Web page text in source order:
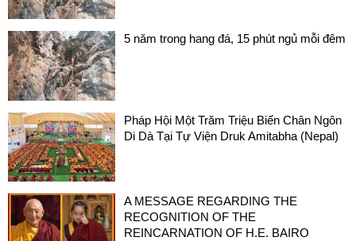
5 năm trong hang đá, 15 phút ngủ mỗi đêm
Pháp Hội Một Trăm Triệu Biến Chân Ngôn
Di Dà Tại Tự Viện Druk Amitabha (Nepal)
A MESSAGE REGARDING THE
RECOGNITION OF THE
REINCARNATION OF H.E. BAIRO